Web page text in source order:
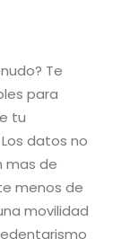
Te
para
tu
datos no
mas de
menos de
movilidad